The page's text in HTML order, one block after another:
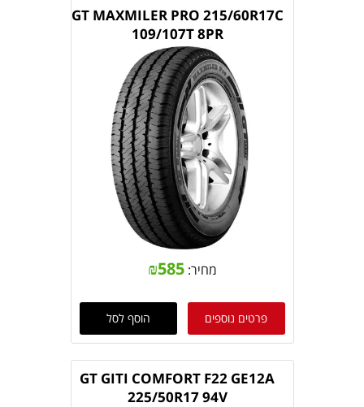
GT MAXMILER PRO 215/60R17C
109/107T 8PR
מחיר: ₪585
פרטים נוספים הוסף לסל
GT GITI COMFORT F22 GE12A
225/50R17 94V